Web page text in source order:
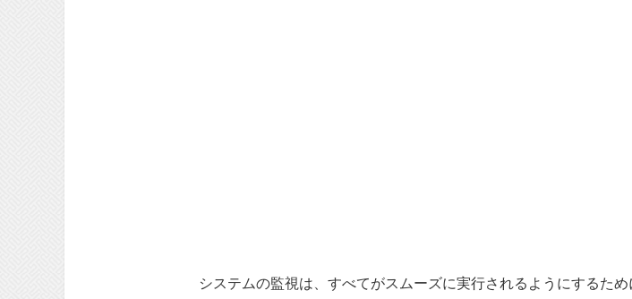
システムの監視は、すべてがスムーズに実行されるようにするた